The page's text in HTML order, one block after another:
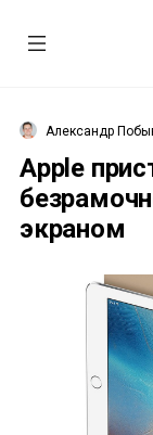
Александр
Apple
экраном